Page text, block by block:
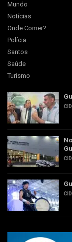
Mundo
Notícias
Onde Comer?
Polícia
Santos
Saúde
Turismo